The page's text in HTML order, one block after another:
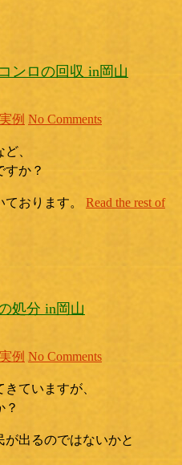
ンロの回収 in岡山
例 No Comments
、
すか？
おります。 Read the rest of
処分 in岡山
例 No Comments
ていますが、
？
出るのではないかと